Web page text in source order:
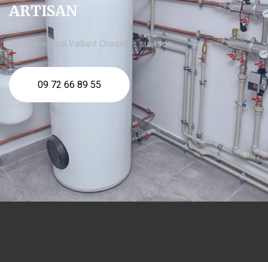
ARTISAN
chaudière fioul Vaillant Chazelles sur Lyon
09 72 66 89 55